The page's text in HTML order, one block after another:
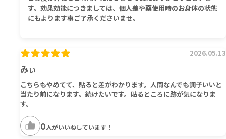
す。効果効能につきましては、個人差や薬使用時のお身体の状態
にもよります事ご了承くださいませ。
みぃ
2026.05.13
こちらもやめてて、貼ると差がわかります。人間なんでも調子いいと
当たり前になります。続けたいです。貼るところに跡が気になりま
す。
0人がいいねしています！